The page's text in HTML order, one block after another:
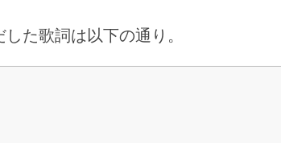
た歌詞は以下の通り。